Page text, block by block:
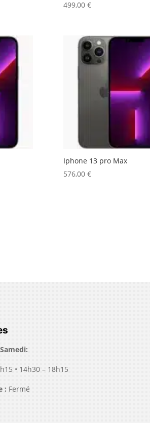
499,00 €
Iphone 13 pro Max
576,00 €
:
• 14h30 – 18h15
: Fermé